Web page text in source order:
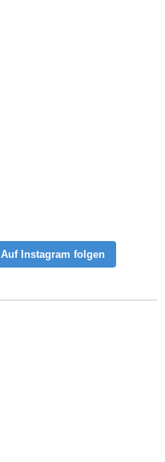
Auf Instagram folgen